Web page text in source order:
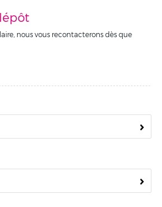
nous vous recontacterons dès que